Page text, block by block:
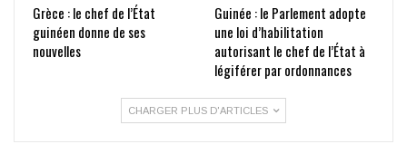
Grèce : le chef de l’État
guinéen donne de ses
nouvelles
Guinée : le Parlement adopte
une loi d’habilitation
autorisant le chef de l’État à
légiférer par ordonnances
CHARGER PLUS D'ARTICLES